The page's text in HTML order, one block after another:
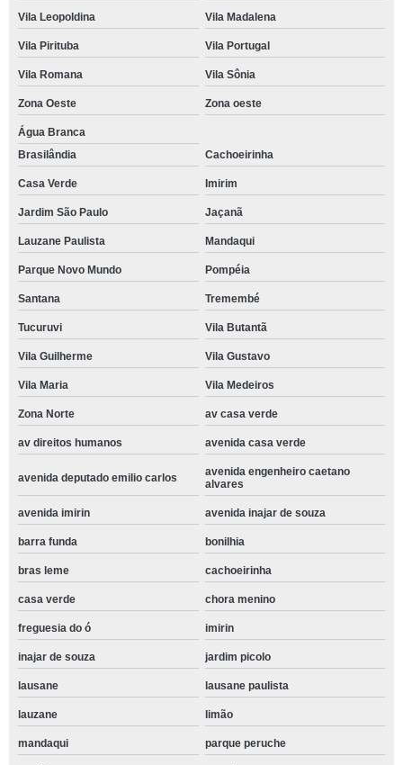
Vila Leopoldina Vila Madalena
Vila Pirituba Vila Portugal
Vila Romana Vila Sônia
Zona Oeste Zona oeste
Água Branca
Brasilândia
Cachoeirinha
Casa Verde Imirim
Jardim São Paulo Jaçanã
Lauzane Paulista Mandaqui
Parque Novo Mundo Pompéia
Santana Tremembé
Tucuruvi Vila Butantã
Vila Guilherme Vila Gustavo
Vila Maria Vila Medeiros
Zona Norte av casa verde
av direitos humanos avenida casa verde
avenida deputado emilio carlos
avenida engenheiro caetano
alvares
avenida imirin avenida inajar de souza
barra funda bonilhia
bras leme cachoeirinha
casa verde chora menino
freguesia do ó imirin
inajar de souza jardim picolo
lausane lausane paulista
lauzane limão
mandaqui parque peruche